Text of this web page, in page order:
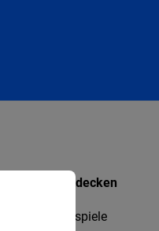
Entdecken
Beispiele